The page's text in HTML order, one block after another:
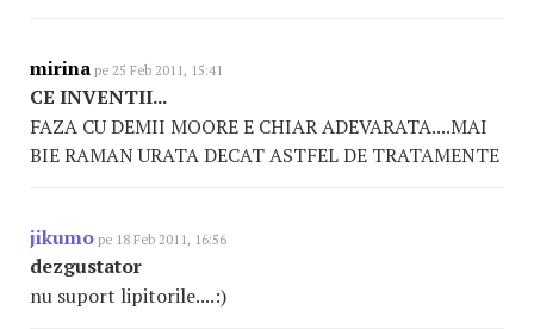
mirina pe 25 Feb 2011, 15:41
CE INVENTII...
FAZA CU DEMII MOORE E CHIAR ADEVARATA....MAI
BIE RAMAN URATA DECAT ASTFEL DE TRATAMENTE
jikumo pe 18 Feb 2011, 16:56
dezgustator
nu suport lipitorile....:)